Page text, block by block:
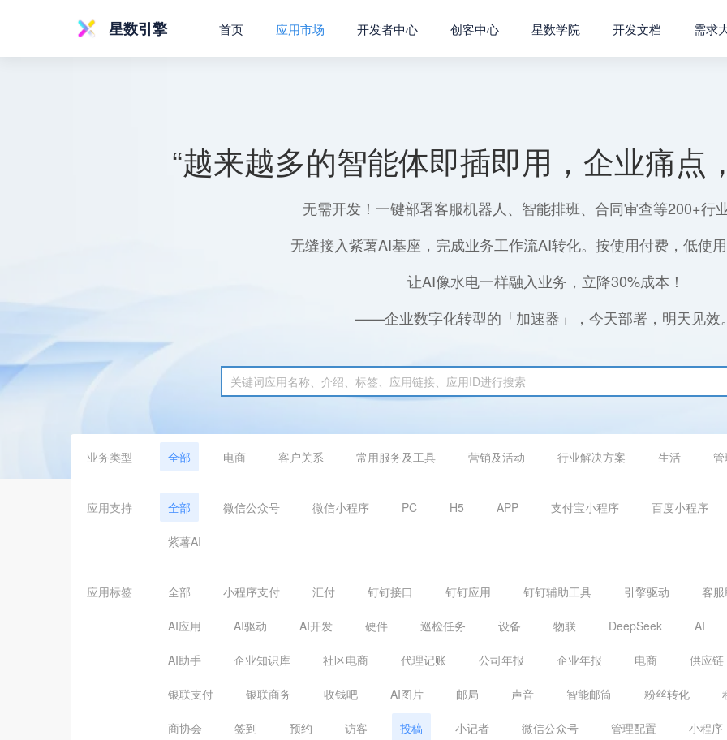
星数引擎 首页 应用市场 开发者中心 创客中心 星数学院 开发文档 需求
“越来越多的智能体即插即用，企业痛点
无需开发！一键部署客服机器人、智能排班、合同审查等200+行
无缝接入紫薯AI基座，完成业务工作流AI转化。按使用付费，低使
让AI像水电一样融入业务，立降30%成本！
——企业数字化转型的「加速器」，今天部署，明天见效
业务类型 全部 电商 客户关系 常用服务及工具 营销及活动 行业解决方案 生活
应用支持 全部 微信公众号 微信小程序 PC H5 APP 支付宝小程序 百度小程序
紫薯AI
应用标签 全部 小程序支付 汇付 钉钉接口 钉钉应用 钉钉辅助工具 引擎驱动 客
AI应用 AI驱动 AI开发 硬件 巡检任务 设备 物联 DeepSeek AI
AI助手 企业知识库 社区电商 代理记账 公司年报 企业年报 电商 供应链
银联支付 银联商务 收钱吧 AI图片 邮局 声音 智能邮筒 粉丝转化
商协会 签到 预约 访客 投稿 小记者 微信公众号 管理配置 小程序